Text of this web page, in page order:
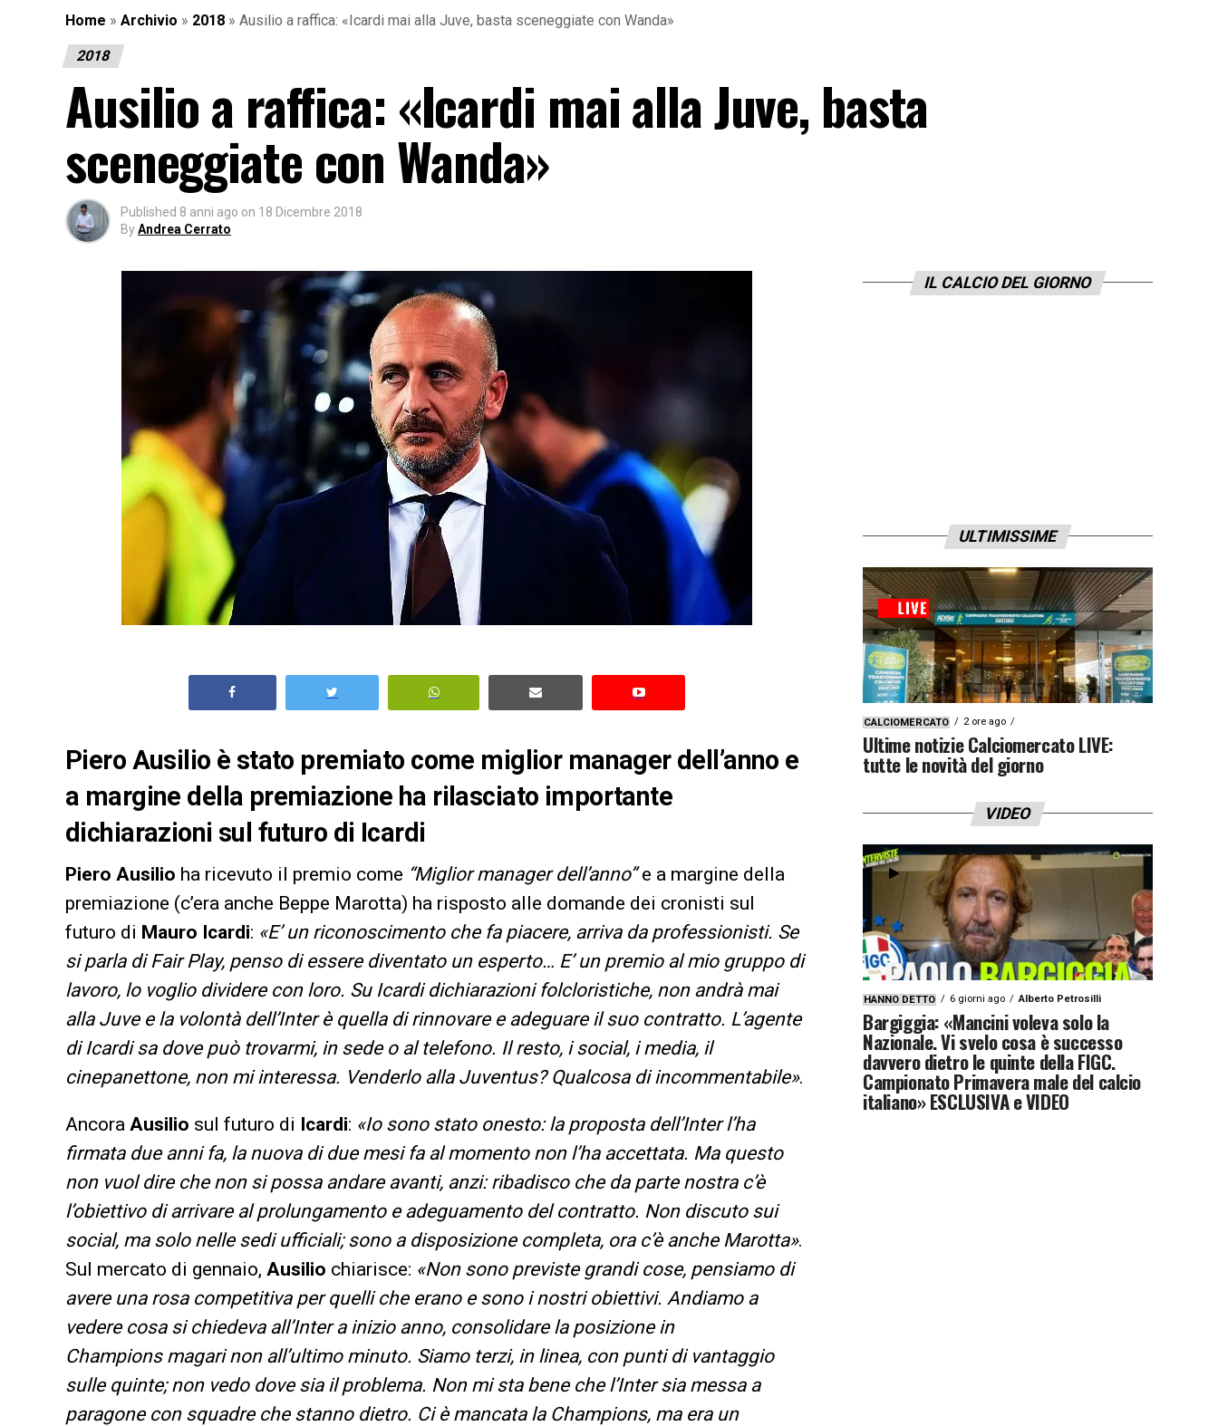
Home » Archivio » 2018 » Ausilio a raffica: «Icardi mai alla Juve, basta sceneggiate con Wanda»
2018
Ausilio a raffica: «Icardi mai alla Juve, basta
sceneggiate con Wanda»
Published 8 anni ago on 18 Dicembre 2018
ByAndrea Cerrato
Piero Ausilio è stato premiato come miglior manager dell’anno e
a margine della premiazione ha rilasciato importante
dichiarazioni sul futuro di Icardi
Piero Ausilio ha ricevuto il premio come “Miglior manager dell’anno”e a margine della
premiazione (c’era anche Beppe Marotta) ha risposto alle domande dei cronisti sul
futuro di Mauro Icardi: «E’ un riconoscimento che fa piacere, arriva da professionisti. Se
si parla di Fair Play, penso di essere diventato un esperto… E’ un premio al mio gruppo di
lavoro, lo voglio dividere con loro. Su Icardi dichiarazioni folcloristiche, non andrà mai
alla Juve e la volontà dell’Inter è quella di rinnovare e adeguare il suo contratto. L’agente
di Icardi sa dove può trovarmi, in sede o al telefono. Il resto, i social, i media, il
cinepanettone, non mi interessa. Venderlo alla Juventus? Qualcosa di incommentabile».
Ancora Ausilio sul futuro di Icardi: «Io sono stato onesto: la proposta dell’Inter l’ha
firmata due anni fa, la nuova di due mesi fa al momento non l’ha accettata. Ma questo
non vuol dire che non si possa andare avanti, anzi: ribadisco che da parte nostra c’è
l’obiettivo di arrivare al prolungamento e adeguamento del contratto. Non discuto sui
social, ma solo nelle sedi ufficiali; sono a disposizione completa, ora c’è anche Marotta».
Sul mercato di gennaio, Ausilio chiarisce: «Non sono previste grandi cose, pensiamo di
avere una rosa competitiva per quelli che erano e sono i nostri obiettivi. Andiamo a
vedere cosa si chiedeva all’Inter a inizio anno, consolidare la posizione in
Champions magari non all’ultimo minuto. Siamo terzi, in linea, con punti di vantaggio
sulle quinte; non vedo dove sia il problema. Non mi sta bene che l’Inter sia messa a
paragone con squadre che stanno dietro. Ci è mancata la Champions, ma era un
IL CALCIO DEL GIORNO
ULTIMISSIME
CALCIOMERCATO 2 ore ago
Ultime notizie Calciomercato LIVE:
tutte le novità del giorno
VIDEO
HANNO DETTO 6 giorni ago Alberto Petrosilli
Bargiggia: «Mancini voleva solo la
Nazionale. Vi svelo cosa è successo
davvero dietro le quinte della FIGC.
Campionato Primavera male del calcio
italiano» ESCLUSIVA e VIDEO